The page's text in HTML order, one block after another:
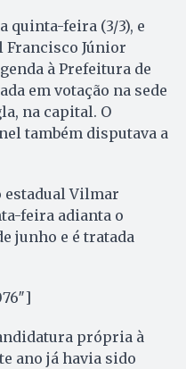
quinta-feira (3/3), e
Francisco Júnior
à Prefeitura de
em votação na sede
na capital. O
também disputava a
estadual Vilmar
feira adianta o
junho e é tratada
própria à
ano já havia sido